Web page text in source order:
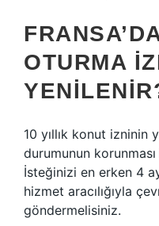
OTURMA
10 yıllık konut izninin
durumunun
İsteğinizi en erken 4
hizmet aracılığıyla
göndermelisiniz.